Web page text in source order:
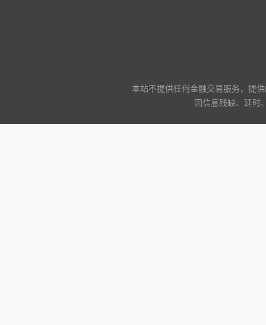
本站不提供任何金融交易服务，提
因信息残缺、延时